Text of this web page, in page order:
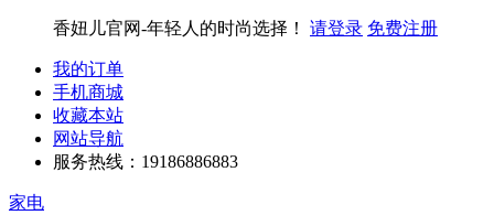
香妞儿官网-年轻人的时尚选择！ 请登录 免费注册
我的订单
手机商城
收藏本站
网站导航
服务热线：19186886883
家电